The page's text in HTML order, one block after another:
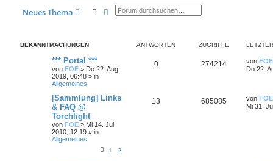
Neues Thema SucheErweiterte Suche
BEKANNTMACHUNGEN ANTWORTEN ZUGRIFFE
*** Portal ***
von FOE » Do 22. Aug
2019, 06:48 » in
Allgemeines
0 274214 von FOE
Do 22.
[Sammlung] Links
& FAQ @
Torchlight
von FOE » Mi 14. Jul
2010, 12:19 » in
Allgemeines
1 2
13 685085 von FOE
Mi 31.